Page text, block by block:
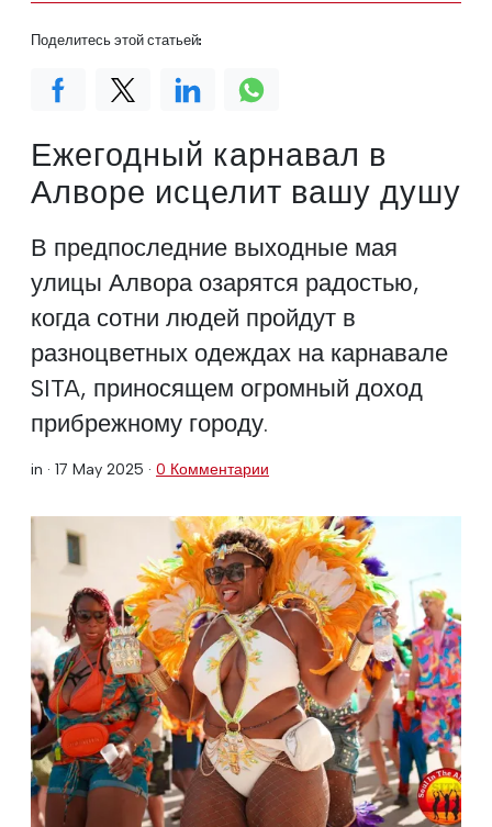
Ежегодный карнавал в
Алворе исцелит вашу душу
В предпоследние выходные мая
улицы Алвора озарятся радостью,
когда сотни людей пройдут в
разноцветных одеждах на карнавале
SITA, приносящем огромный доход
прибрежному городу.
in · 17 May 2025 · 0 Комментарии
Поделитесь этой статьей: